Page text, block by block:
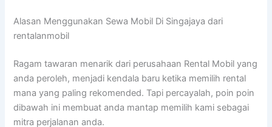
Alasan Menggunakan Sewa Mobil Di Singajaya dari
rentalanmobil
Ragam tawaran menarik dari perusahaan Rental Mobil yang
anda peroleh, menjadi kendala baru ketika memilih rental
mana yang paling rekomended. Tapi percayalah, poin poin
dibawah ini membuat anda mantap memilih kami sebagai
mitra perjalanan anda.